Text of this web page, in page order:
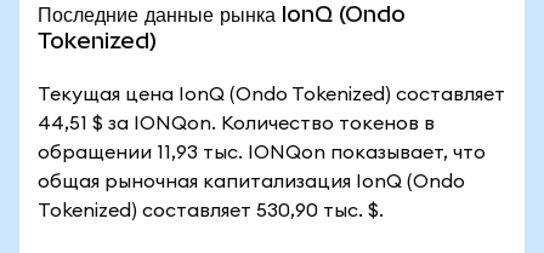
Последние данные рынка IonQ (Ondo
Tokenized)
Текущая цена IonQ (Ondo Tokenized) составляет
44,51 $ за IONQon. Количество токенов в
обращении 11,93 тыс. IONQon показывает, что
общая рыночная капитализация IonQ (Ondo
Tokenized) составляет 530,90 тыс. $.